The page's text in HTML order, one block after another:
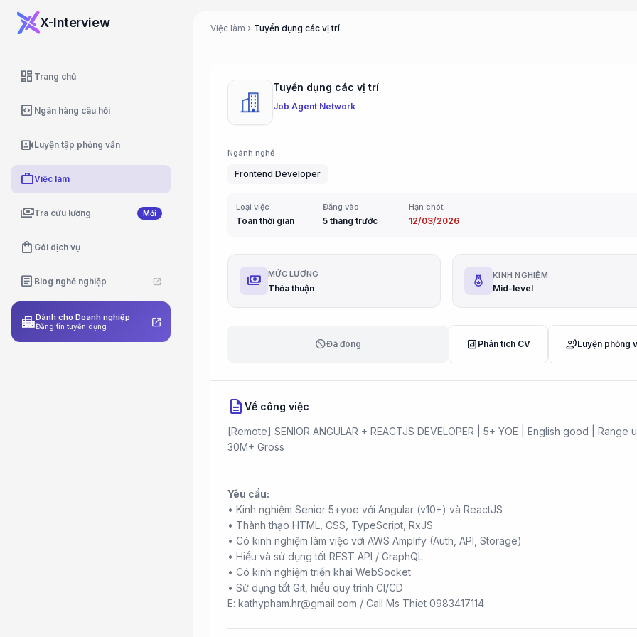
X-Interview
dashboard Trang chủ
code_blocks Ngân hàng câu hỏi
video_camera_frontLuyện tập phỏng vấn
workViệc làm
paymentsTra cứu lương Mới
shopping_bag Gói dịch vụ
article Blog nghề nghiệp open_in_new
apartmentDành cho Doanh nghiệp
Đăng tin tuyển dụng open_in_new
Việc làm chevron_right Tuyển dụng các vị trí
Tuyển dụng các vị trí
Job Agent Network
Ngành nghề
Frontend Developer
Loại việc
Toàn thời gian
Đăng vào
5 tháng trước
Hạn chót
12/03/2026
payments MỨC LƯƠNG
Thỏa thuận
KINH NGHIỆM
Mid-level
blockĐã đóng analytics Phân tích CV record_voice_overLuyện phỏng
description Về công việc
[Remote] SENIOR ANGULAR + REACTJS DEVELOPER | 5+ YOE | English good | Range
30M+ Gross
Yêu cầu:
• Kinh nghiệm Senior 5+yoe với Angular (v10+) và ReactJS
• Thành thạo HTML, CSS, TypeScript, RxJS
• Có kinh nghiệm làm việc với AWS Amplify (Auth, API, Storage)
• Hiểu và sử dụng tốt REST API / GraphQL
• Có kinh nghiệm triển khai WebSocket
• Sử dụng tốt Git, hiểu quy trình CI/CD
E: kathypham.hr@gmail.com / Call Ms Thiet 0983417114